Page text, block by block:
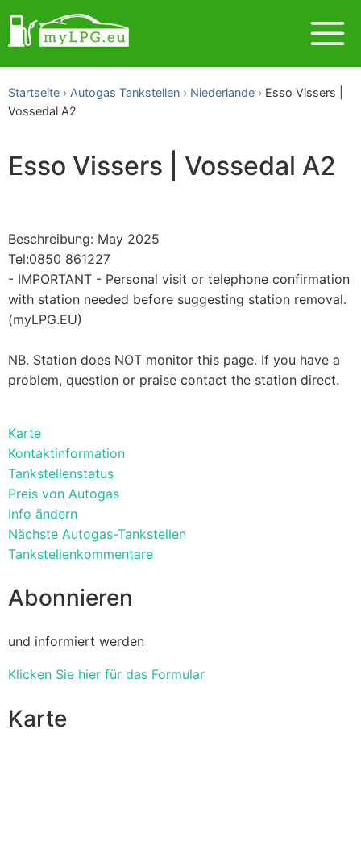
Startseite Autogas Tankstellen Niederlande
Esso Vissers |
Vossedal A2
Esso Vissers | Vossedal A2
Beschreibung: May 2025
Tel:0850 861227
- IMPORTANT - Personal visit or telephone confirmation
with station needed before suggesting station removal.
(myLPG.EU)
NB. Station does NOT monitor this page. If you have a
problem, question or praise contact the station direct.
Karte
Kontaktinformation
Tankstellenstatus
Preis von Autogas
Info ändern
Nächste Autogas-Tankstellen
Tankstellenkommentare
Abonnieren
und informiert werden
Klicken Sie hier für das Formular
Karte